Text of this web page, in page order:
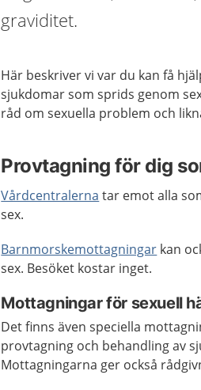
graviditet.
Här beskriver vi var du kan få
sjukdomar som sprids genom
råd om sexuella problem och
Provtagning för dig
Vårdcentralerna tar emot alla
sex.
Barnmorskemottagningar kan
sex. Besöket kostar inget.
Mottagningar för sexuell
Det finns även speciella
provtagning och behandling av
Mottagningarna ger också